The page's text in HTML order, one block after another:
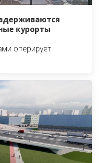
курорты
оперирует